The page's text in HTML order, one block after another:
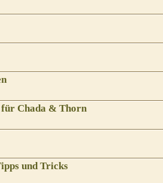
Chada & Thorn
und Tricks